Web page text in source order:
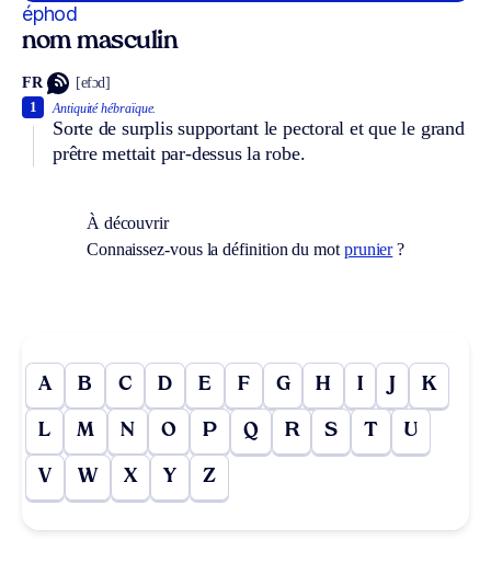
éphod
nom masculin
FR [efɔd]
Antiquité hébraïque.
Sorte de surplis supportant le pectoral et que le grand
prêtre mettait par-dessus la robe.
1
À découvrir
Connaissez-vous la définition du mot prunier?
A B C D E F G H I J K
L M N O P Q R S T U
V W X Y Z